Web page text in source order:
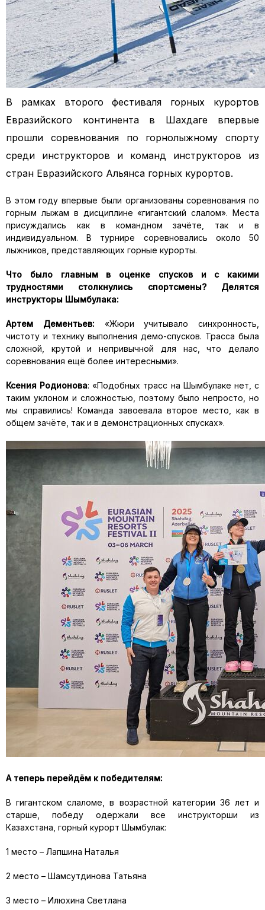
В рамках второго фестиваля горных курортов
Евразийского континента в Шахдаге впервые
прошли соревнования по горнолыжному спорту
среди инструкторов и команд инструкторов из
стран Евразийского Альянса горных курортов.
В этом году впервые были организованы соревнования по
горным лыжам в дисциплине «гигантский слалом». Места
присуждались как в командном зачёте, так и в
индивидуальном. В турнире соревновались около 50
лыжников, представляющих горные курорты.
Что было главным в оценке спусков и с какими
трудностями столкнулись спортсмены? Делятся
инструкторы Шымбулака:
Артем Дементьев: «Жюри учитывало синхронность,
чистоту и технику выполнения демо-спусков. Трасса была
сложной, крутой и непривычной для нас, что делало
соревнования ещё более интересными».
Ксения Родионова: «Подобных трасс на Шымбулаке нет, с
таким уклоном и сложностью, поэтому было непросто, но
мы справились! Команда завоевала второе место, как в
общем зачёте, так и в демонстрационных спусках».
А теперь перейдём к победителям:
В гигантском слаломе, в возрастной категории 36 лет и
старше, победу одержали все инструкторши из
Казахстана, горный курорт Шымбулак:
1 место – Лапшина Наталья
2 место – Шамсутдинова Татьяна
3 место – Илюхина Светлана